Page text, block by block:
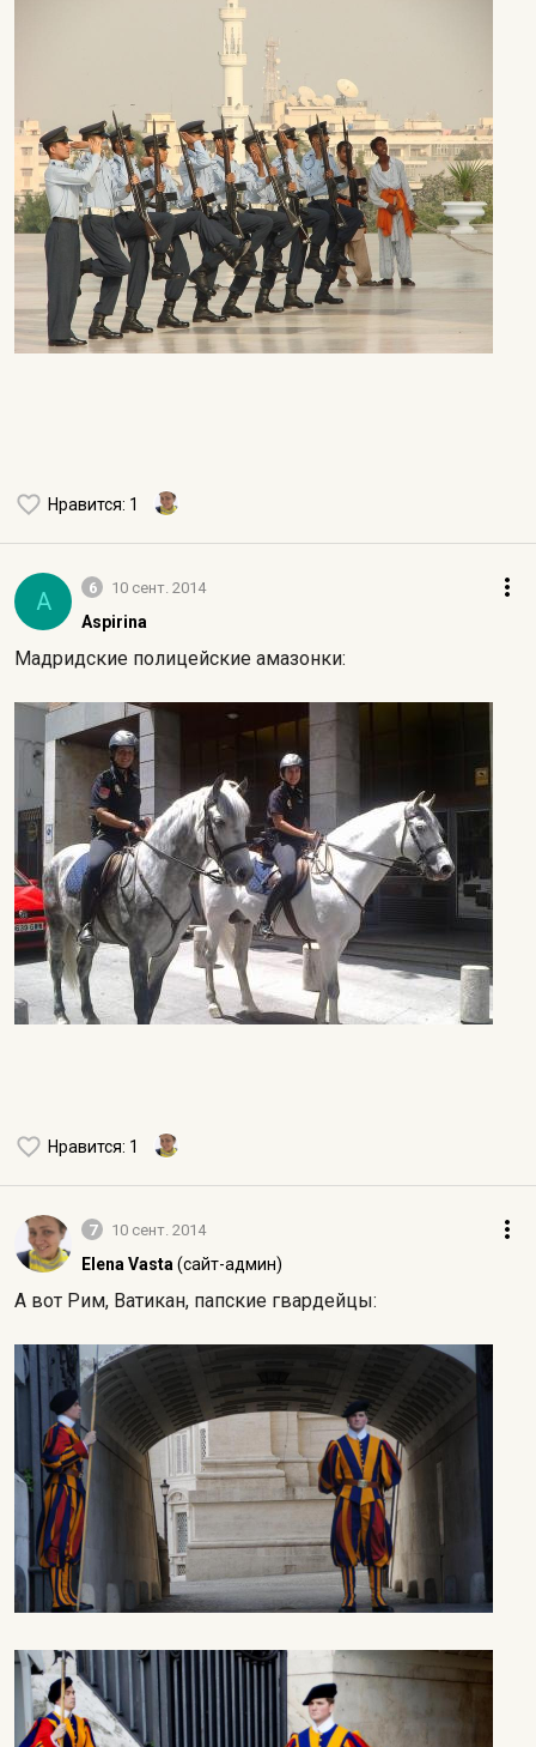
Нравится: 1
A 6 10 сент. 2014
Aspirina
Мадридские полицейские амазонки:
Нравится: 1
7 10 сент. 2014
Elena Vasta (сайт-админ)
А вот Рим, Ватикан, папские гвардейцы: